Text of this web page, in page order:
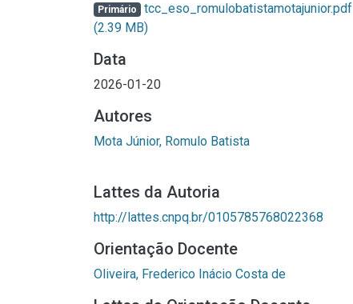
Primário tcc_eso_romulobatistamotajunior.pdf
(2.39 MB)
Data
2026-01-20
Autores
Mota Júnior, Romulo Batista
Lattes da Autoria
http://lattes.cnpq.br/0105785768022368
Orientação Docente
Oliveira, Frederico Inácio Costa de